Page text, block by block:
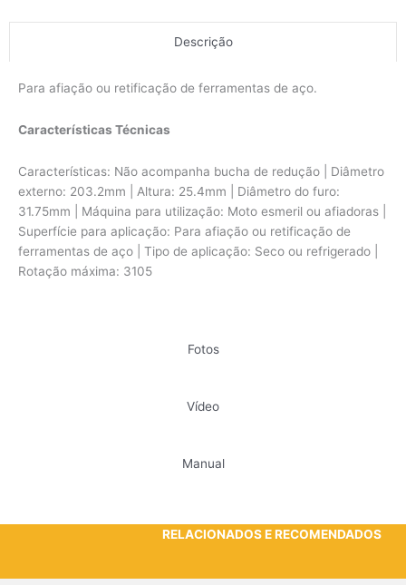
Descrição
Fotos
Vídeo
Manual
Para afiação ou retificação de ferramentas de aço.
Características Técnicas
Características: Não acompanha bucha de redução | Diâmetro
externo: 203.2mm | Altura: 25.4mm | Diâmetro do furo:
31.75mm | Máquina para utilização: Moto esmeril ou afiadoras |
Superfície para aplicação: Para afiação ou retificação de
ferramentas de aço | Tipo de aplicação: Seco ou refrigerado |
Rotação máxima: 3105
RELACIONADOS E RECOMENDADOS